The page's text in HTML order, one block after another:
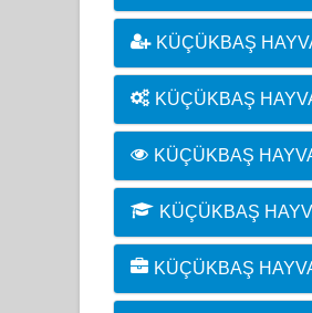
KÜÇÜKBAŞ
KÜÇÜKBAŞ
KÜÇÜKBAŞ
KÜÇÜKBAŞ
KÜÇÜKBAŞ